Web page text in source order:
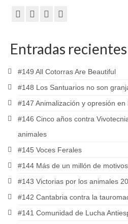
Entradas recientes
#149 All Cotorras Are Beautiful
#148 Los Santuarios no son
#147 Animalización y opresión en
#146 Cinco años contra
animales
#145 Voces Ferales
#144 Más de un millón de
#143 Victorias por los animales
#142 Cantabria contra la
#141 Comunidad de Lucha